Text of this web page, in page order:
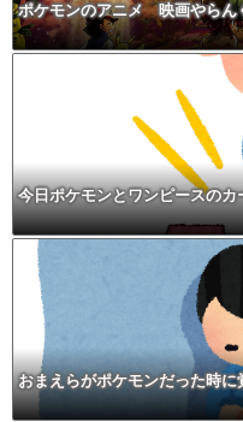
ポケモンのアニメ 映画やらん
今日ポケモンとワンピースの
おまえらがポケモンだった時